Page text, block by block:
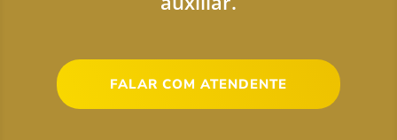
FALAR COM ATENDENTE